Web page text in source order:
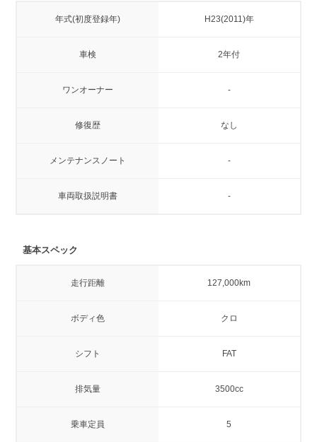
年式(初度登録年) H23(2011)年
車検 2年付
ワンオーナー -
修復歴 なし
メンテナンスノート -
車両取扱説明書 -
基本スペック
走行距離 127,000km
ボディ色 クロ
シフト FAT
排気量 3500cc
乗車定員 5